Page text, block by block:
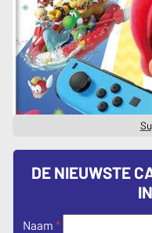
DE NIEUWSTE
Naam *